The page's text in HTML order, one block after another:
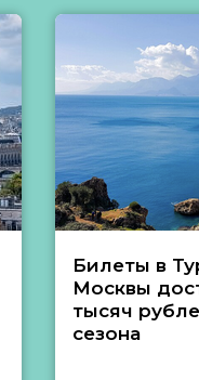
Билеты в
Москвы
тысяч
сезона